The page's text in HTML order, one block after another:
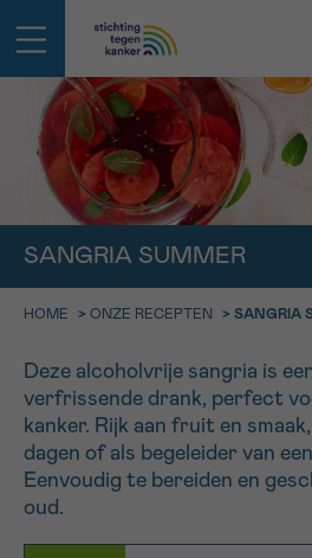
SANGRIA SUMMER
HOME > ONZE RECEPTEN > SANGRIA
Deze alcoholvrije sangria is
verfrissende drank, perfect
kanker. Rijk aan fruit en
dagen of als begeleider van
Eenvoudig te bereiden en
oud.
EMAIL
NAAM
VOORNAAM
IN DE STRIJD TEGEN
JE NIET ALLEEN
Professionele medewerkers
ma-vrij 9u tot 18u
Via ons
contactformulier
Ik wil graag opgebeld
TERUG
NAAM
TERUG
Afspraak Vraag
KIES DE TIJDSSPANNE VAN JE
9h-11h